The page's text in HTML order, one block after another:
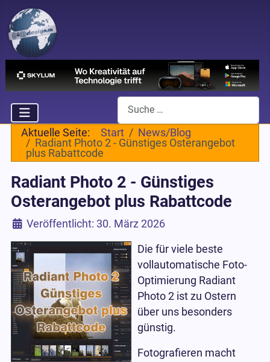
Suchen
Aktuelle Seite: Start
News/Blog
Radiant Photo 2 - Günstiges Osterangebot
plus Rabattcode
Radiant Photo 2 - Günstiges
Osterangebot plus Rabattcode
Details
Veröffentlicht: 30. März 2026
Die für viele beste
vollautomatische Foto-
Optimierung Radiant
Photo 2 ist zu Ostern
über uns besonders
günstig.
Fotografieren macht